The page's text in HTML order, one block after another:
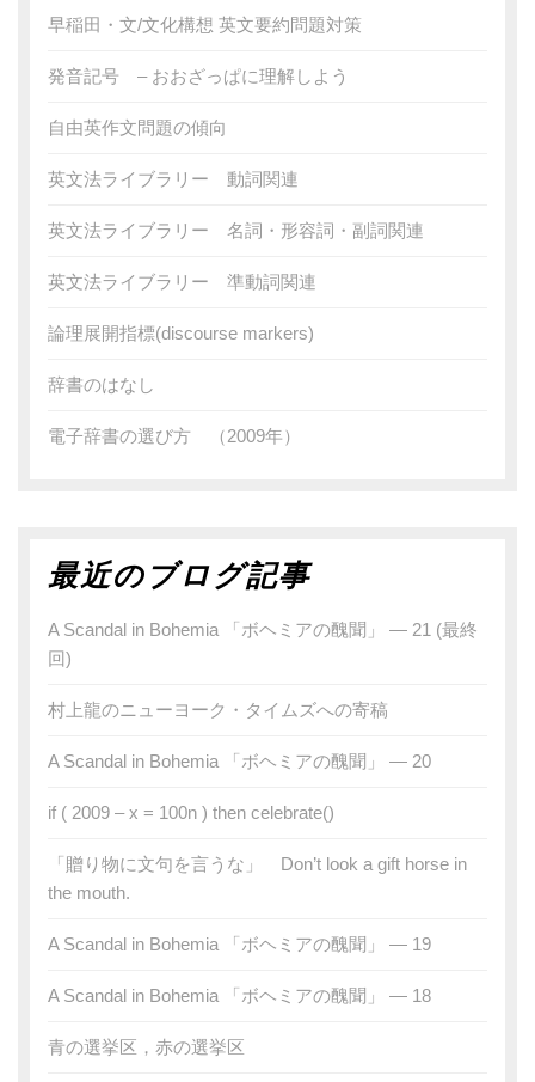
早稲田・文/文化構想 英文要約問題対策
発音記号 – おおざっぱに理解しよう
自由英作文問題の傾向
英文法ライブラリー 動詞関連
英文法ライブラリー 名詞・形容詞・副詞関連
英文法ライブラリー 準動詞関連
論理展開指標(discourse markers)
辞書のはなし
電子辞書の選び方 （2009年）
最近のブログ記事
A Scandal in Bohemia 「ボヘミアの醜聞」 — 21 (最終
回)
村上龍のニューヨーク・タイムズへの寄稿
A Scandal in Bohemia 「ボヘミアの醜聞」 — 20
if ( 2009 – x = 100n ) then celebrate()
「贈り物に文句を言うな」 Don’t look a gift horse in
the mouth.
A Scandal in Bohemia 「ボヘミアの醜聞」 — 19
A Scandal in Bohemia 「ボヘミアの醜聞」 — 18
青の選挙区，赤の選挙区